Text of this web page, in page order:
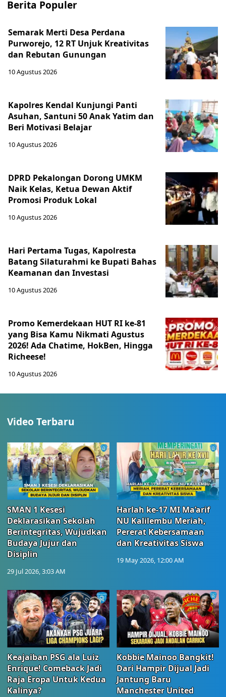
Berita Populer
Semarak Merti Desa Perdana
Purworejo, 12 RT Unjuk Kreativitas
dan Rebutan Gunungan
10 Agustus 2026
Kapolres Kendal Kunjungi Panti
Asuhan, Santuni 50 Anak Yatim dan
Beri Motivasi Belajar
10 Agustus 2026
DPRD Pekalongan Dorong UMKM
Naik Kelas, Ketua Dewan Aktif
Promosi Produk Lokal
10 Agustus 2026
Hari Pertama Tugas, Kapolresta
Batang Silaturahmi ke Bupati Bahas
Keamanan dan Investasi
10 Agustus 2026
Promo Kemerdekaan HUT RI ke-81
yang Bisa Kamu Nikmati Agustus
2026! Ada Chatime, HokBen, Hingga
Richeese!
10 Agustus 2026
Video Terbaru
SMAN 1 Kesesi
Deklarasikan Sekolah
Berintegritas, Wujudkan
Budaya Jujur dan
Disiplin
29 Jul 2026, 3:03 AM
Harlah ke-17 MI Ma’arif
NU Kalilembu Meriah,
Pererat Kebersamaan
dan Kreativitas Siswa
19 May 2026, 12:00 AM
Keajaiban PSG ala Luiz
Enrique! Comeback Jadi
Raja Eropa Untuk Kedua
Kalinya?
Kobbie Mainoo Bangkit!
Dari Hampir Dijual Jadi
Jantung Baru
Manchester United